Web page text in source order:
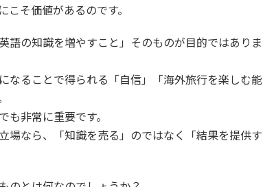
そ価値があるのです。
語の知識を増やすこと」そのものが目的ではありま
なることで得られる「自信」「海外旅行を楽しむ能
非常に重要です。
場なら、「知識を売る」のではなく「結果を提供す